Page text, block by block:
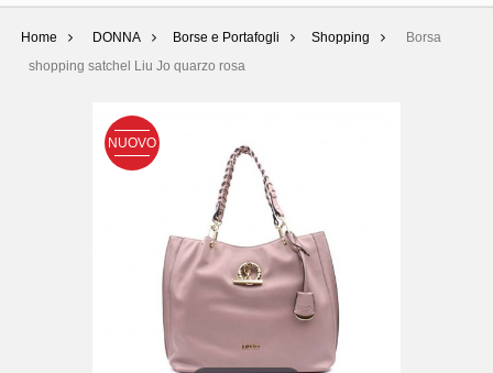
Home DONNA Borse e Portafogli Shopping
Borsa
shopping satchel Liu Jo quarzo rosa
NUOVO